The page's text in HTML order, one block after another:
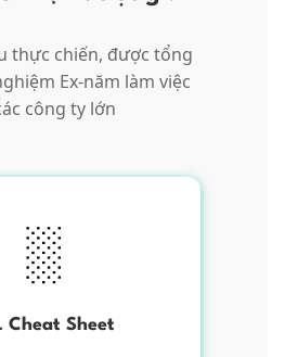
thực chiến, được tổng
Ex-năm làm việc
công ty lớn
░
Cheat Sheet